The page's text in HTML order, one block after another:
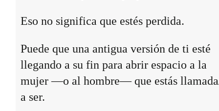
Eso no significa que estés perdida.
Puede que una antigua versión de ti esté
llegando a su fin para abrir espacio a la
mujer —o al hombre— que estás
a ser.